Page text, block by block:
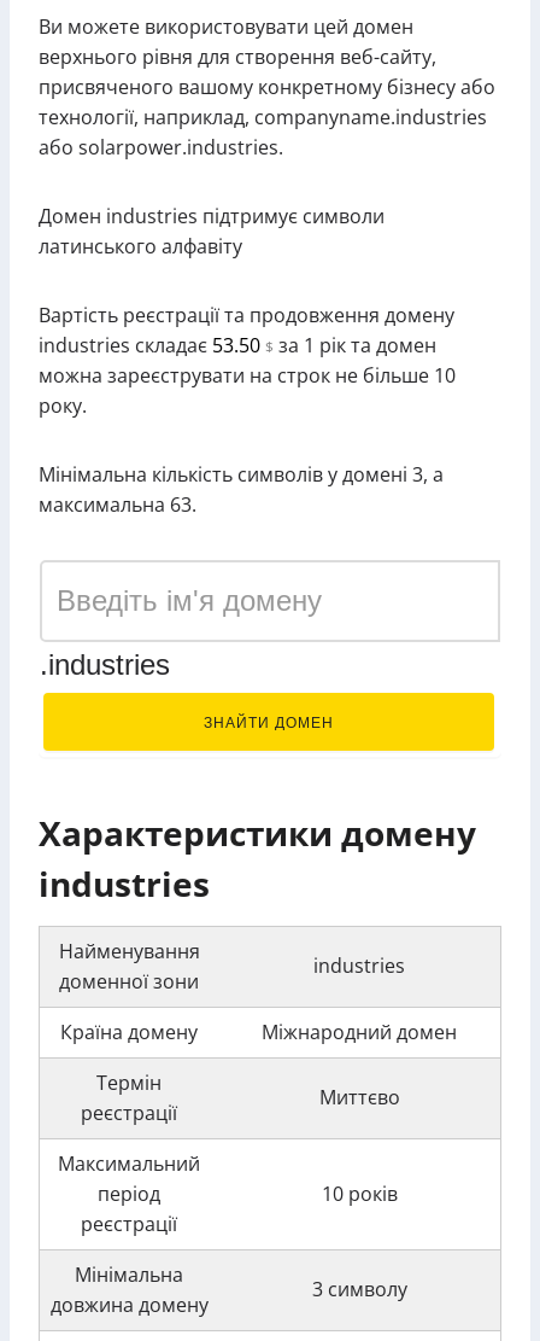
Ви можете використовувати цей домен
верхнього рівня для створення веб-сайту,
присвяченого вашому конкретному бізнесу або
технології, наприклад, companyname.industries
або solarpower.industries.
Домен industries підтримує символи
латинського алфавіту
Вартість реєстрації та продовження домену
industries складає 53.50 $ за 1 рік та домен
можна зареєструвати на строк не більше 10
року.
Мінімальна кількість символів у домені 3, а
максимальна 63.
.industries
ЗНАЙТИ ДОМЕН
Характеристики домену
industries
Найменування
доменної зони
industries
Країна домену
Міжнародний домен
Термін
реєстрації
Миттєво
Максимальний
період
реєстрації
10 років
Мінімальна
довжина домену
3 символу